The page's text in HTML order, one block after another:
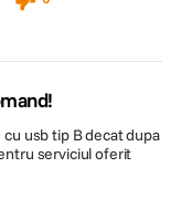
Mac
10,
Windows 8.1,
usb tip B decat dupa
serviciul oferit